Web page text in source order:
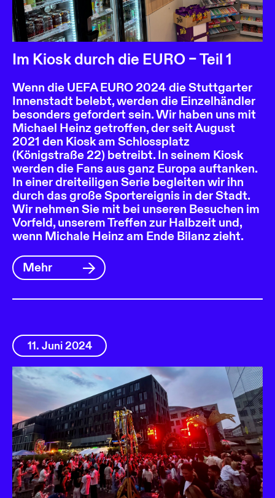
Im Kiosk durch die EURO – Teil 1
Wenn die UEFA EURO 2024 die Stuttgarter
Innenstadt belebt, werden die Einzelhändler
besonders gefordert sein. Wir haben uns mit
Michael Heinz getroffen, der seit August
2021 den Kiosk am Schlossplatz
(Königstraße 22) betreibt. In seinem Kiosk
werden die Fans aus ganz Europa auftanken.
In einer dreiteiligen Serie begleiten wir ihn
durch das große Sportereignis in der Stadt.
Wir nehmen Sie mit bei unseren Besuchen im
Vorfeld, unserem Treffen zur Halbzeit und,
wenn Michale Heinz am Ende Bilanz zieht.
Mehr
11. Juni 2024